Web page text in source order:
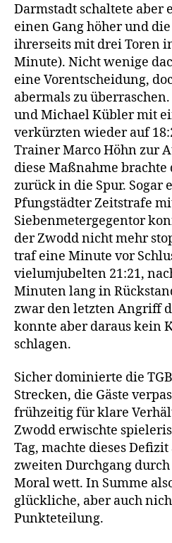
Darmstadt schaltete aber
einen Gang höher und
ihrerseits mit drei Toren
Minute). Nicht wenige
eine Vorentscheidung,
abermals zu
und Michael Kübler mit
verkürzten wieder auf
Trainer Marco Höhn zur
diese Maßnahme
zurück in die Spur. Sogar
Pfungstädter Zeitstrafe
Siebenmetergegentor
der Zwodd nicht mehr
traf eine Minute vor
vielumjubelten 21:21,
Minuten lang in
zwar den letzten Angriff
konnte aber daraus kein
schlagen.
Sicher dominierte die
Strecken, die Gäste
frühzeitig für klare
Zwodd erwischte
Tag, machte dieses
zweiten Durchgang
Moral wett. In Summe
glückliche, aber auch
Punkteteilung.